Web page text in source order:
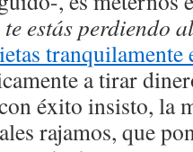
te estás perdiendo
tranquilamente
a tirar
éxito insisto, la
rajamos, que